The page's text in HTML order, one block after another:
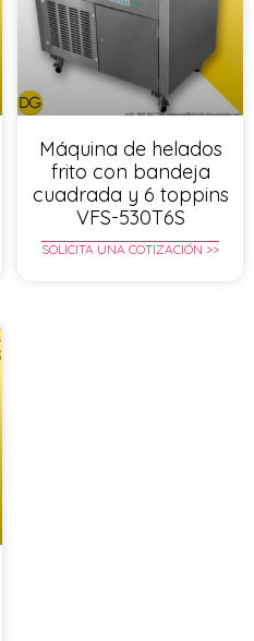
Máquina de helados
frito con bandeja
cuadrada y 6 toppins
VFS-530T6S
SOLICITA UNA COTIZACIÓN >>